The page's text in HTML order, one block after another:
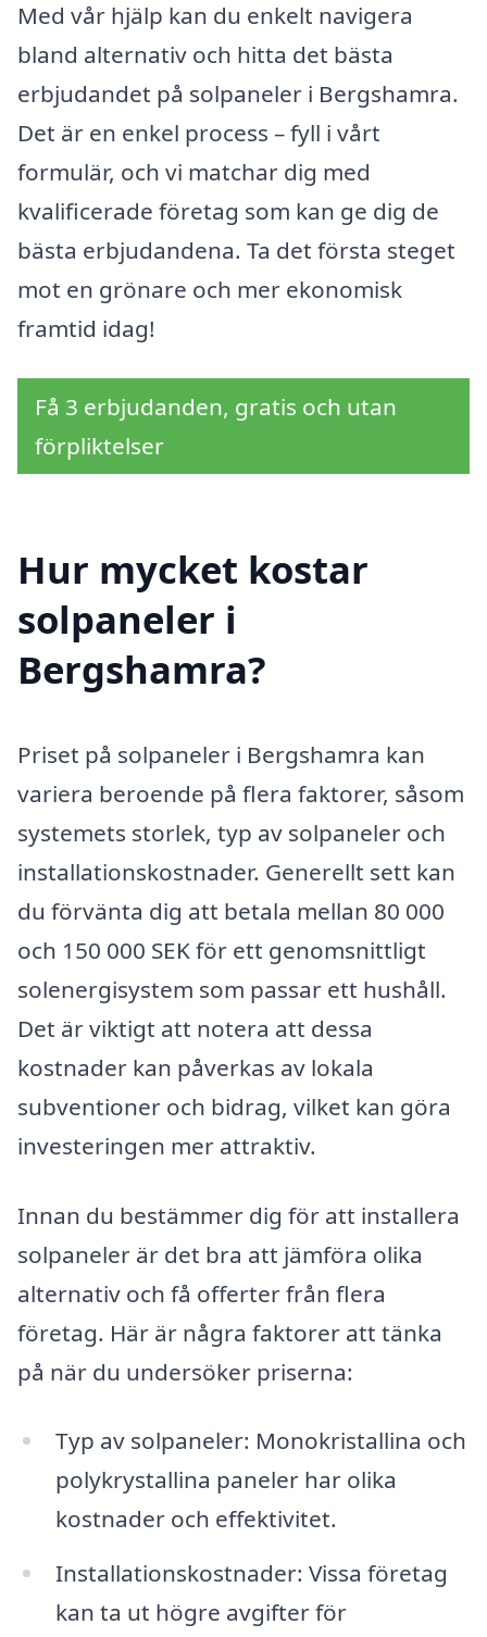
Med vår hjälp kan du enkelt navigera
bland alternativ och hitta det bästa
erbjudandet på solpaneler i Bergshamra.
Det är en enkel process – fyll i vårt
formulär, och vi matchar dig med
kvalificerade företag som kan ge dig de
bästa erbjudandena. Ta det första steget
mot en grönare och mer ekonomisk
framtid idag!
Få 3 erbjudanden, gratis och utan
förpliktelser
Hur mycket kostar
solpaneler i
Bergshamra?
Priset på solpaneler i Bergshamra kan
variera beroende på flera faktorer, såsom
systemets storlek, typ av solpaneler och
installationskostnader. Generellt sett kan
du förvänta dig att betala mellan 80 000
och 150 000 SEK för ett genomsnittligt
solenergisystem som passar ett hushåll.
Det är viktigt att notera att dessa
kostnader kan påverkas av lokala
subventioner och bidrag, vilket kan göra
investeringen mer attraktiv.
Innan du bestämmer dig för att installera
solpaneler är det bra att jämföra olika
alternativ och få offerter från flera
företag. Här är några faktorer att tänka
på när du undersöker priserna:
Typ av solpaneler: Monokristallina och
polykrystallina paneler har olika
kostnader och effektivitet.
Installationskostnader: Vissa företag
kan ta ut högre avgifter för